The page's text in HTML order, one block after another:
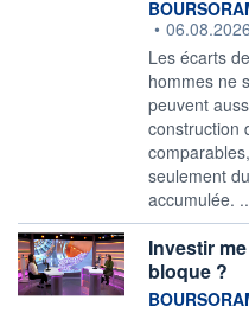
information
• 06.08.2026
Les écarts
hommes ne
peuvent
construction
seulement
accumulée.
Investir
bloque ?
information